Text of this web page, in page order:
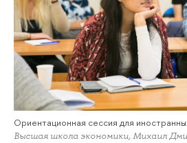
Ориентационная сессия для
Высшая школа экономики, Михаил